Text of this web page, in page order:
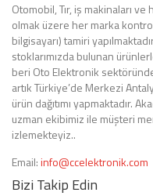
Otomobil, Tır, iş makinaları
olmak üzere her marka
bilgisayarı) tamiri
stoklarımızda bulunan
beri Oto Elektronik
artık Türkiye’de Merkezi
ürün dağıtımı yapmaktadır.
uzman ekibimiz ile müşteri
izlemekteyiz..
Email:info@ccelektronik.com
Bizi Takip Edin